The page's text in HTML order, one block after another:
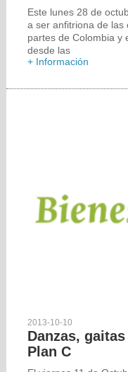
Este lunes 28 de
a ser anfitriona de las
partes de Colombia y
desde las
+ Información
2013-10-10
Danzas,
Plan C